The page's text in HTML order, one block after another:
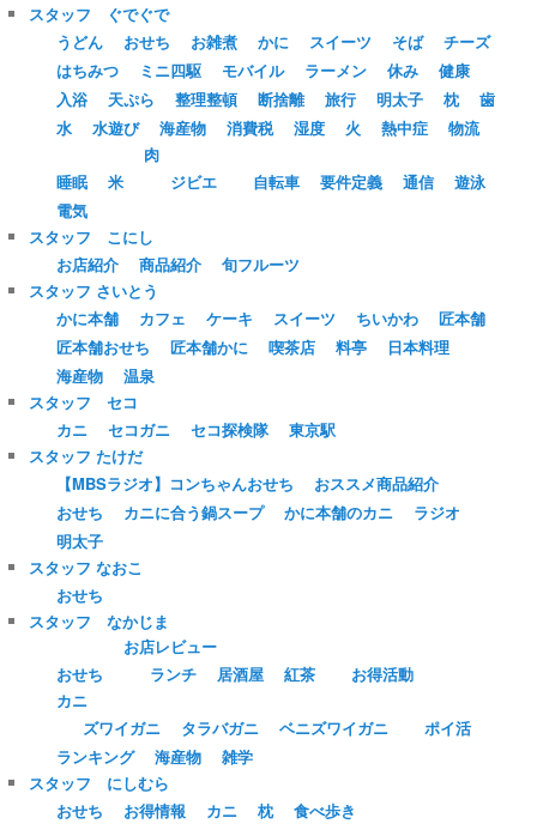
スタッフ ぐでぐで
うどん
おせち お雑煮 かに スイーツ そば
チーズ
はちみつ
ミニ四駆 モバイル ラーメン 休み
健康
入浴
天ぷら 整理整頓 断捨離 旅行 明太子 枕
歯
水
水遊び 海産物 消費税 湿度 火 熱中症 物流
睡眠 米
肉
ジビエ
自転車 要件定義 通信
遊泳
電気
スタッフ こにし
お店紹介
商品紹介
旬フルーツ
スタッフ さいとう
かに本舗
カフェ ケーキ スイーツ ちいかわ
匠本舗
匠本舗おせち
匠本舗かに 喫茶店 料亭
日本料理
海産物
温泉
スタッフ セコ
カニ
セコガニ セコ探検隊
東京駅
スタッフ たけだ
【MBSラジオ】コンちゃんおせち
おススメ商品紹介
おせち
カニに合う鍋スープ かに本舗のカニ
ラジオ
明太子
スタッフ なおこ
おせち
スタッフ なかじま
おせち
お店レビュー
ランチ
居酒屋 紅茶
お得活動
カニ
ズワイガニ
タラバガニ ベニズワイガニ
ポイ活
ランキング
海産物
雑学
スタッフ にしむら
おせち
お得情報 カニ 枕
食べ歩き